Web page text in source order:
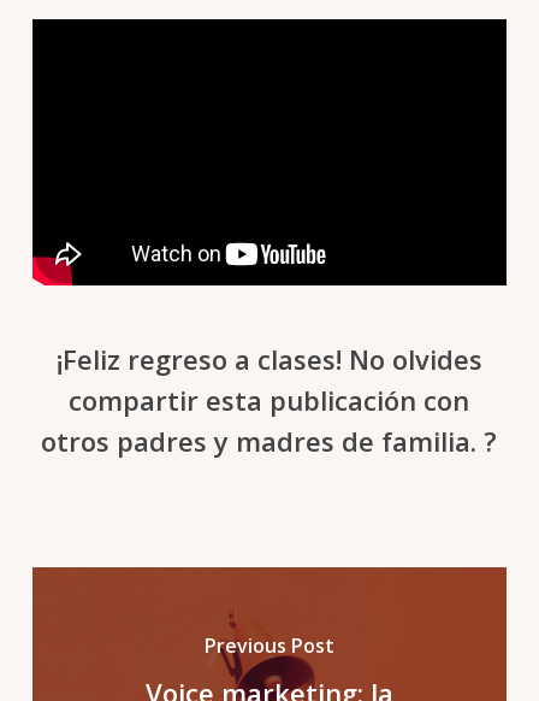
¡Feliz regreso a clases! No olvides
compartir esta publicación con
otros padres y madres de familia. ?
Previous Post
Voice marketing: la